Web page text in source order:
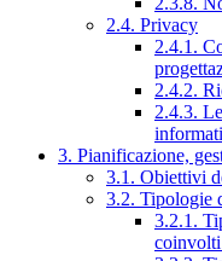
2.4. Privacy
2.4.1.
2.4.2.
2.4.3.
3. Pianificazione,
3.1. Obiettivi
3.2. Tipologie
3.2.1.